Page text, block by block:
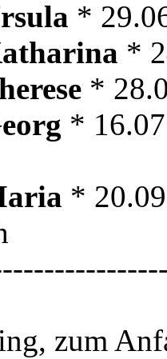
*
*
*
*
*
zum